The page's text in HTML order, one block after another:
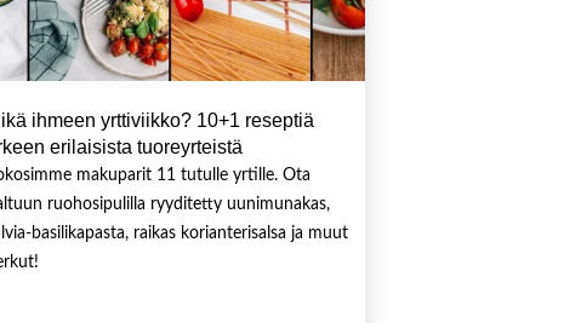
ihmeen yrttiviikko? 10+1 reseptiä
erilaisista tuoreyrteistä
makuparit 11 tutulle yrtille. Ota
ruohosipulilla ryyditetty uunimunakas,
basilikapasta, raikas korianterisalsa ja muut